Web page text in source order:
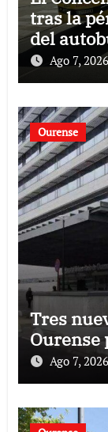
tras la
del
Ago 7, 2026
Ourense
Tres
Ourense
Ago 7, 2026